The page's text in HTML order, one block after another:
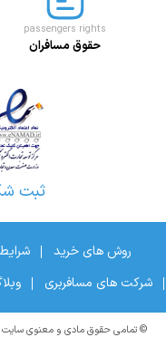
passengers rights
حقوق مسافران
ثبت
روش های خرید
شرکت های مسافربری